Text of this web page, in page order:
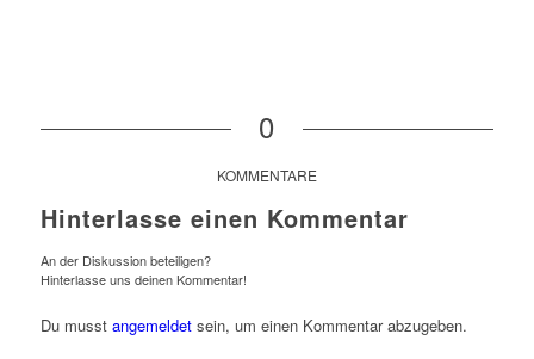
0
KOMMENTARE
Hinterlasse einen Kommentar
An der Diskussion beteiligen?
Hinterlasse uns deinen Kommentar!
Du musst angemeldetsein, um einen Kommentar abzugeben.